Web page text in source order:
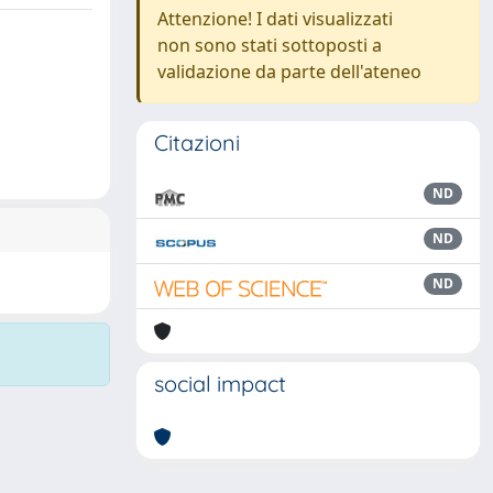
Attenzione! I dati visualizzati
non sono stati sottoposti a
validazione da parte dell'ateneo
Citazioni
ND
ND
ND
social impact